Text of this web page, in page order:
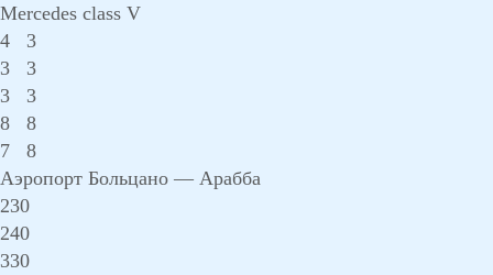
Mercedes class V
4
3
3
3
3
3
8
8
7
8
Аэропорт Больцано — Арабба
230
240
330